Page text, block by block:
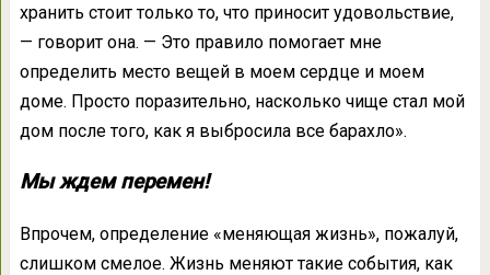
хранить стоит только то, что приносит удовольствие,
— говорит она. — Это правило помогает мне
определить место вещей в моем сердце и моем
доме. Просто поразительно, насколько чище стал мой
дом после того, как я выбросила все барахло».
Мы ждем перемен!
Впрочем, определение «меняющая жизнь», пожалуй,
слишком смелое. Жизнь меняют такие события, как